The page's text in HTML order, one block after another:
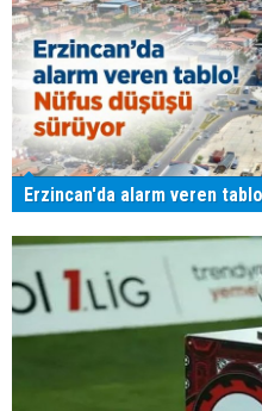
Erzincan'da alarm veren